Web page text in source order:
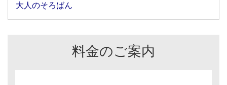
大人のそろばん
料金のご案内